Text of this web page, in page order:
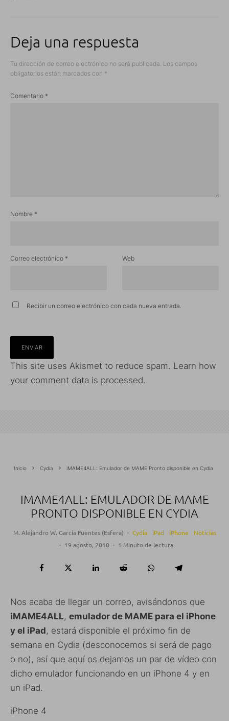
Deja una respuesta
Tu dirección de correo electrónico no será publicada. Los campos
obligatorios están marcados con *
Comentario *
Nombre *
Correo electrónico * Web
Recibir un correo electrónico con cada nueva entrada.
This site uses Akismet to reduce spam. Learn how
your comment data is processed.
Inicio Cydia iMAME4ALL: Emulador de MAME Pronto disponible en Cydia
IMAME4ALL: EMULADOR DE MAME
PRONTO DISPONIBLE EN CYDIA
M. Alejandro W. García Fuentes (Esfera) · Cydia iPad iPhone
Noticias
· 19 agosto, 2010 · 1 Minuto de lectura
Nos acaba de llegar un correo, avisándonos que
iMAME4ALL, emulador de MAME para el iPhone
y el iPad, estará disponible el próximo fin de
semana en Cydia (desconocemos si será de pago
o no), así que aquí os dejamos un par de vídeo con
dicho emulador funcionando en un iPhone 4 y en
un iPad.
iPhone 4